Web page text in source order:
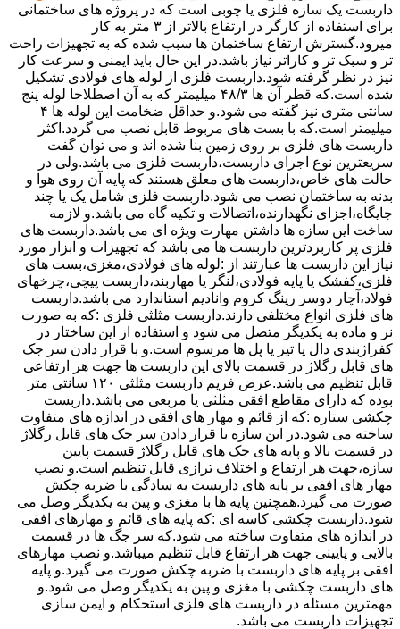
داربست یک سازه فلزی یا چوبی است که در پروژه های ساختمانی
برای استفاده از کارگر در ارتفاع بالاتر از ۳ متر به کار
میرود.گسترش ارتفاع ساختمان ها سبب شده که به تجهیزات راحت
تر و سبک تر و کاراتر نیاز باشد.در این حال باید ایمنی و سرعت کار
نیز در نظر گرفته شود.داربست فلزی از لوله های فولادی تشکیل
شده است.که قطر آن ها ۴۸/۳ میلیمتر که به آن اصطلاحا لوله پنج
سانتی متری نیز گفته می شود.و حداقل ضخامت این لوله ها ۴
میلیمتر است.که با بست های مربوط قابل نصب می گردد.اکثر
داربست های فلزی بر روی زمین بنا شده اند و می توان گفت
سریعترین نوع اجرای داربست،داربست فلزی می باشد.ولی در
حالت های خاص،داربست های معلق هستند که پایه آن روی هوا و
بدنه به ساختمان نصب می شود.داربست فلزی شامل یک یا چند
جایگاه،اجزای نگهدارنده،اتصالات و تکیه گاه می باشد.و لازمه
ساخت این سازه ها داشتن مهارت ویژه ای می باشد.داربست های
فلزی پر کاربردترین داربست ها می باشد که تجهیزات و ابزار مورد
نیاز این داربست ها عبارتند از :لوله های فولادی،مغزی،بست های
فلزی،کفشک یا پایه فولادی،لنگر یا مهاربند،داربست پیچی،چرخهای
فولاد،آچار دوسر رینگ کروم وانادیم استاندارد می باشد.داربست
های فلزی انواع مختلفی دارند.داربست مثلثی فلزی :که به صورت
نر و ماده به یکدیگر متصل می شود و استفاده از این ساختار در
کفراژبندی دال یا تیر یا پل ها مرسوم است.و با قرار دادن سر جک
های قابل رگلاژ در قسمت بالای این داربست ها جهت هر ارتفاعی
قابل تنظیم می باشد.عرض فریم داربست مثلثی ۱۲۰ سانتی متر
بوده که دارای مقاطع افقی مثلثی یا مربعی می باشد.داربست
چکشی ستاره :که از قائم و مهار های افقی در اندازه های متفاوت
ساخته می شود.در این سازه با قرار دادن سر جک های قابل رگلاژ
در قسمت بالا و پایه های جک های قابل رگلاژ قسمت پایین
سازه،جهت هر ارتفاع و اختلاف ترازی قابل تنظیم است.و نصب
مهار های افقی بر پایه های داربست به سادگی با ضربه چکش
صورت می گیرد.همچنین پایه ها با مغزی و پین به یکدیگر وصل می
شود.داربست چکشی کاسه ای :که پایه های قائم و مهارهای افقی
در اندازه های متفاوت ساخته می شود.که سر جگ ها در قسمت
بالایی و پایینی جهت هر ارتفاع قابل تنظیم میباشد.و نصب مهارهای
افقی بر پایه های داربست با ضربه چکش صورت می گیرد.و پایه
های داربست چکشی با مغزی و پین به یکدیگر وصل می شود.و
مهمترین مسئله در داربست های فلزی استحکام و ایمن سازی
تجهیزات داربست می باشد.